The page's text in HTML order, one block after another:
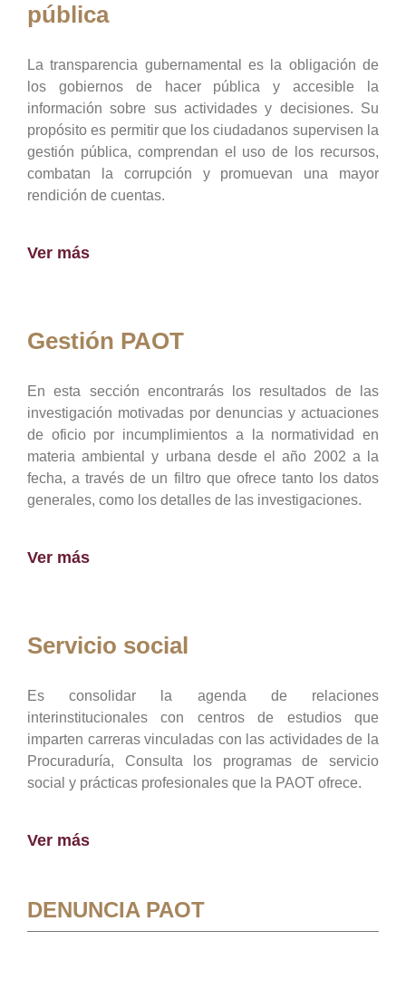
pública
La transparencia gubernamental es la obligación de
los gobiernos de hacer pública y accesible la
información sobre sus actividades y decisiones. Su
propósito es permitir que los ciudadanos supervisen la
gestión pública, comprendan el uso de los recursos,
combatan la corrupción y promuevan una mayor
rendición de cuentas.
Ver más
Gestión PAOT
En esta sección encontrarás los resultados de las
investigación motivadas por denuncias y actuaciones
de oficio por incumplimientos a la normatividad en
materia ambiental y urbana desde el año 2002 a la
fecha, a través de un filtro que ofrece tanto los datos
generales, como los detalles de las investigaciones.
Ver más
Servicio social
Es consolidar la agenda de relaciones
interinstitucionales con centros de estudios que
imparten carreras vinculadas con las actividades de la
Procuraduría, Consulta los programas de servicio
social y prácticas profesionales que la PAOT ofrece.
Ver más
DENUNCIA PAOT